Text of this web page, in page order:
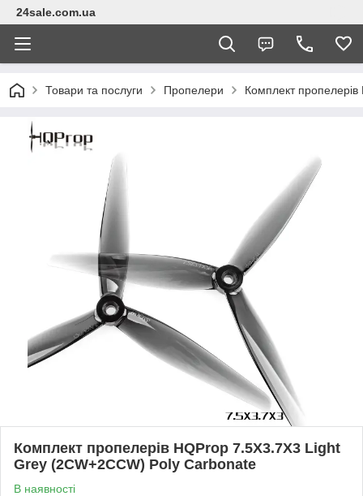
24sale.com.ua
Товари та послуги Пропелери Комплект
Комплект пропелерів HQProp 7.5X3.7X3 Light
Grey (2CW+2CCW) Poly Carbonate
В наявності